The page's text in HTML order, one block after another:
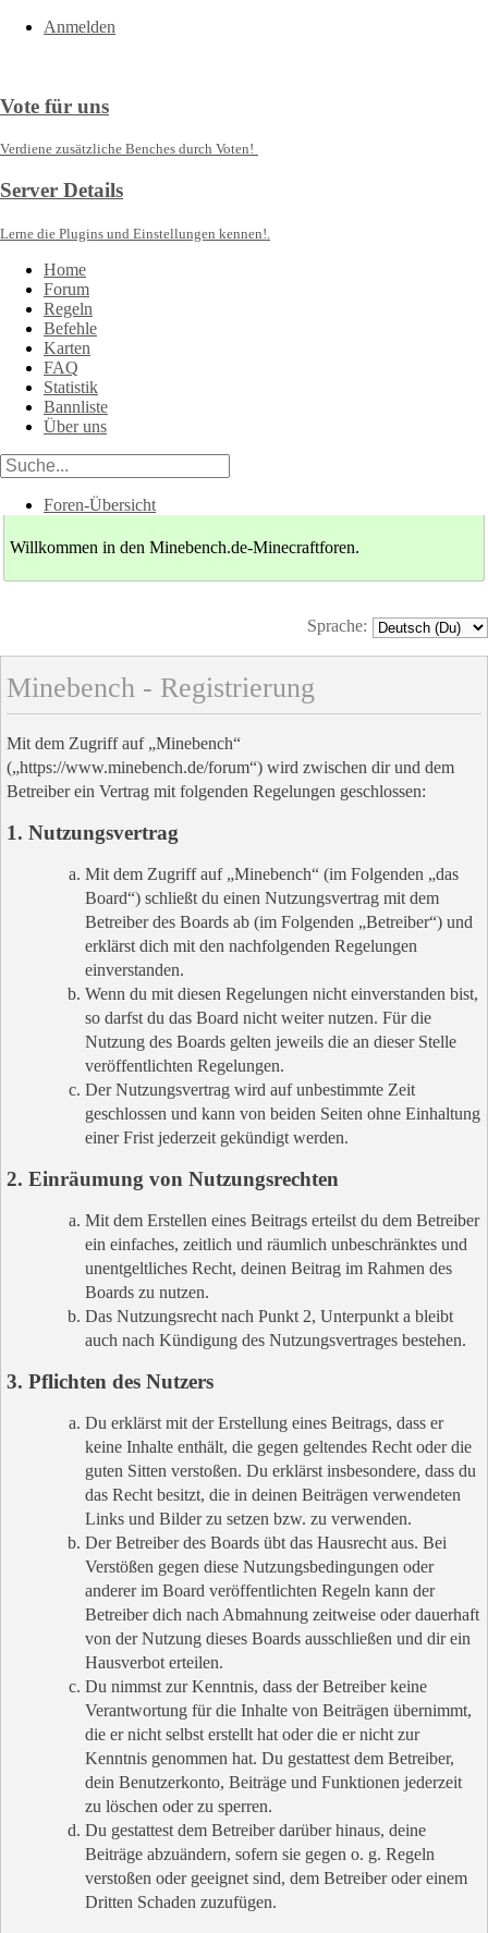
Anmelden
Vote für uns
Verdiene zusätzliche Benches durch Voten!
Server Details
Lerne die Plugins und Einstellungen kennen!.
Home
Forum
Regeln
Befehle
Karten
FAQ
Statistik
Bannliste
Über uns
Foren-Übersicht
Willkommen in den Minebench.de-Minecraftforen.
Sprache:
Minebench - Registrierung
Mit dem Zugriff auf „Minebench“
(„https://www.minebench.de/forum“) wird zwischen dir und dem
Betreiber ein Vertrag mit folgenden Regelungen geschlossen:
1. Nutzungsvertrag
Mit dem Zugriff auf „Minebench“ (im Folgenden „das
Board“) schließt du einen Nutzungsvertrag mit dem
Betreiber des Boards ab (im Folgenden „Betreiber“) und
erklärst dich mit den nachfolgenden Regelungen
einverstanden.
Wenn du mit diesen Regelungen nicht einverstanden bist,
so darfst du das Board nicht weiter nutzen. Für die
Nutzung des Boards gelten jeweils die an dieser Stelle
veröffentlichten Regelungen.
Der Nutzungsvertrag wird auf unbestimmte Zeit
geschlossen und kann von beiden Seiten ohne Einhaltung
einer Frist jederzeit gekündigt werden.
2. Einräumung von Nutzungsrechten
Mit dem Erstellen eines Beitrags erteilst du dem Betreiber
ein einfaches, zeitlich und räumlich unbeschränktes und
unentgeltliches Recht, deinen Beitrag im Rahmen des
Boards zu nutzen.
Das Nutzungsrecht nach Punkt 2, Unterpunkt a bleibt
auch nach Kündigung des Nutzungsvertrages bestehen.
3. Pflichten des Nutzers
Du erklärst mit der Erstellung eines Beitrags, dass er
keine Inhalte enthält, die gegen geltendes Recht oder die
guten Sitten verstoßen. Du erklärst insbesondere, dass du
das Recht besitzt, die in deinen Beiträgen verwendeten
Links und Bilder zu setzen bzw. zu verwenden.
Der Betreiber des Boards übt das Hausrecht aus. Bei
Verstößen gegen diese Nutzungsbedingungen oder
anderer im Board veröffentlichten Regeln kann der
Betreiber dich nach Abmahnung zeitweise oder dauerhaft
von der Nutzung dieses Boards ausschließen und dir ein
Hausverbot erteilen.
Du nimmst zur Kenntnis, dass der Betreiber keine
Verantwortung für die Inhalte von Beiträgen übernimmt,
die er nicht selbst erstellt hat oder die er nicht zur
Kenntnis genommen hat. Du gestattest dem Betreiber,
dein Benutzerkonto, Beiträge und Funktionen jederzeit
zu löschen oder zu sperren.
Du gestattest dem Betreiber darüber hinaus, deine
Beiträge abzuändern, sofern sie gegen o. g. Regeln
verstoßen oder geeignet sind, dem Betreiber oder einem
Dritten Schaden zuzufügen.